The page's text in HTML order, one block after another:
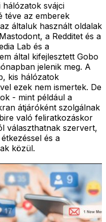
hálózatok svájci
téve az emberek
általuk használt oldalak
a Redditet és a
Lab és a
által kifejlesztett Gobo
jelenik meg. A
kis hálózatok
ezek nem ismertek. De
- mint például a
átjáróként szolgálnak
való feliratkozáskor
választhatnak szervert,
és a
közül.